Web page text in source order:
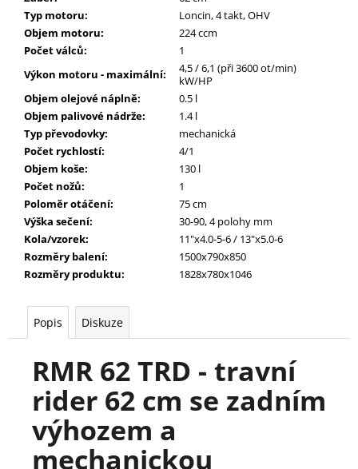
Typ motoru:
Loncin, 4 takt, OHV
Objem motoru:
224 ccm
Počet válců:
1
Výkon motoru - maximální:
4,5 / 6,1 (při 3600 ot/min)
kW/HP
Objem olejové náplně:
0.5 l
Objem palivové nádrže:
1.4 l
Typ převodovky:
mechanická
Počet rychlostí:
4/1
Objem koše:
130 l
Počet nožů:
1
Poloměr otáčení:
75 cm
Výška sečení:
30-90, 4 polohy mm
Kola/vzorek:
11"x4.0-5-6 / 13"x5.0-6
Rozměry balení:
1500x790x850
Rozměry produktu: 1828x780x1046
Popis Diskuze
RMR 62 TRD - travní
rider 62 cm se zadním
výhozem a
mechanickou
ROLKA
28
30
CM,
ROLKA
20
30
CM
SÁČKŮ
22
28
CM
095
Kč